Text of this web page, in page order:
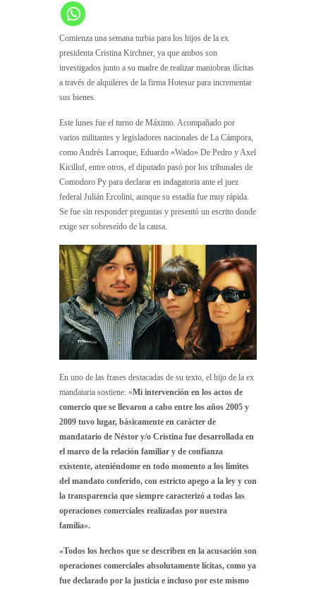
Comienza una semana turbia para los hijos de la ex
presidenta Cristina Kirchner, ya que ambos son
investigados junto a su madre de realizar maniobras ilícitas
a través de alquileres de la firma Hotesur para incrementar
sus bienes.
Este lunes fue el turno de Máximo. Acompañado por
varios militantes y legisladores nacionales de La Cámpora,
como Andrés Larroque, Eduardo «Wado» De Pedro y Axel
Kicillof, entre otros, el diputado pasó por los tribunales de
Comodoro Py para declarar en indagatoria ante el juez
federal Julián Ercolini, aunque su estadía fue muy rápida.
Se fue sin responder preguntas y presentó un escrito donde
exige ser sobreseído de la causa.
En uno de las frases destacadas de su texto, el hijo de la ex
mandataria sostiene: «Mi intervención en los actos de
comercio que se llevaron a cabo entre los años 2005 y
2009 tuvo lugar, básicamente en carácter de
mandatario de Néstor y/o Cristina fue desarrollada en
el marco de la relación familiar y de confianza
existente, ateniéndome en todo momento a los límites
del mandato conferido, con estricto apego a la ley y con
la transparencia que siempre caracterizó a todas las
operaciones comerciales realizadas por nuestra
familia».
«Todos los hechos que se describen en la acusación son
operaciones comerciales absolutamente lícitas, como ya
fue declarado por la justicia e incluso por este mismo